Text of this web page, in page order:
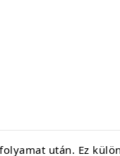
után. Ez